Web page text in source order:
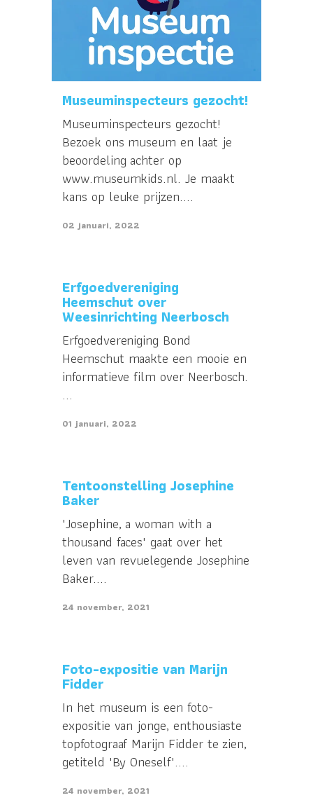
Museuminspecteurs gezocht!
Museuminspecteurs gezocht!
Bezoek ons museum en laat je
beoordeling achter op
www.museumkids.nl. Je maakt
kans op leuke prijzen....
02 januari, 2022
Erfgoedvereniging
Heemschut over
Weesinrichting Neerbosch
Erfgoedvereniging Bond
Heemschut maakte een mooie en
informatieve film over Neerbosch.
...
01 januari, 2022
Tentoonstelling Josephine
Baker
'Josephine, a woman with a
thousand faces' gaat over het
leven van revuelegende Josephine
Baker....
24 november, 2021
Foto-expositie van Marijn
Fidder
In het museum is een foto-
expositie van jonge, enthousiaste
topfotograaf Marijn Fidder te zien,
getiteld 'By Oneself'....
24 november, 2021